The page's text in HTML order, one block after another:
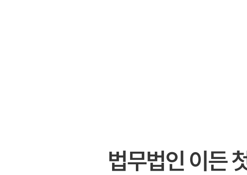
법무법인 이든